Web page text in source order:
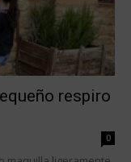
respiro
0